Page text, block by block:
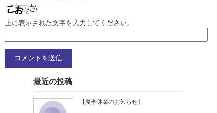
上に表示された文字を入力してください。
最近の投稿
【夏季休業のお知らせ】